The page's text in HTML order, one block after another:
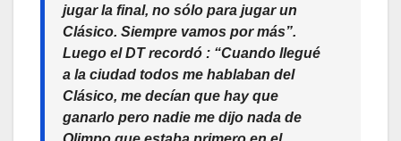
jugar la final, no sólo para jugar un
Clásico. Siempre vamos por más”.
Luego el DT recordó : “Cuando llegué
a la ciudad todos me hablaban del
Clásico, me decían que hay que
ganarlo pero nadie me dijo nada de